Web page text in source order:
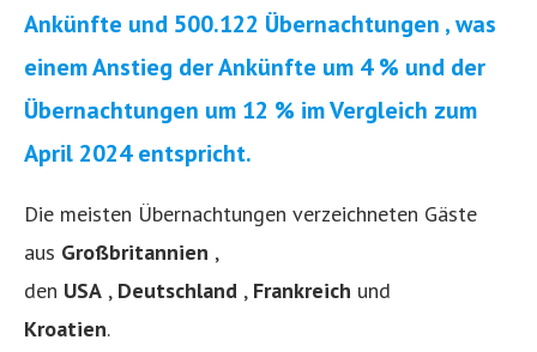
Ankünfte und 500.122 Übernachtungen , was
einem Anstieg der Ankünfte um 4 % und der
Übernachtungen um 12 % im Vergleich zum
April 2024 entspricht.
Die meisten Übernachtungen verzeichneten Gäste
aus Großbritannien ,
den USA , Deutschland , Frankreich und
Kroatien.